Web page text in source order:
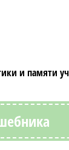
и памяти